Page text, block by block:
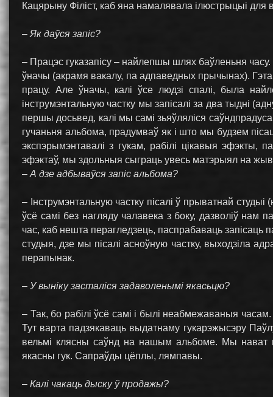
Кацярыну Філіст, каб яна намалявала ілюстрыцыі для
– Як даўся запіс?
– Працэс гуказапісу – найлепшы шлях баўленьня
ўначы (акрамя вакалу, па адпаведных прычынах).
працу. Але ўначы, калі ўсе людзі спалі, была
інструмэнтальную частку мы запісалі за два тыдні
першы досьвед, калі мы самі зьяўляліся
гучаньня альбома, прадумваў як і што мы будзем
экспэрымэнтавалі з гукам, рабілі цікавыя эфэкты,
эфэктаў, мы здольныя сыграць увесь матэрыял на
– А дзе адбываўся запіс альбома?
– Інструмэнтальную частку пісалі ў прыватнай
ўсё самі без нагляду чалавека з боку, дазволіў нам
час, каб нешта перагледзець, паспрабаваць запісаць
студыя, дзе мы пісалі асноўную частку, выходзіла
перапынак.
– У выніку засталіся задаволенымі якасьцю?
– Так, бо рабілі ўсё самі і былі неабмежаваныя
Тут варта падзякаваць выдатнаму гукарэжысэру
вельмі клясны саўнд на нашым альбоме. Мы нават
якасны гук. Сапраўды цёплы, лямпавы.
– Калі чакаць дыску ў продажы?